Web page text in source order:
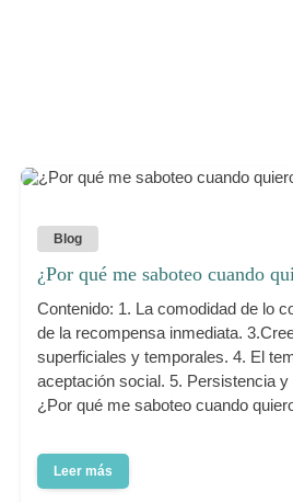
Blog
¿Por qué me saboteo cuando
Contenido: 1. La comodidad de lo
de la recompensa inmediata.
superficiales y temporales. 4. El
aceptación social. 5. Persistencia y
¿Por qué me saboteo cuando
Leer más